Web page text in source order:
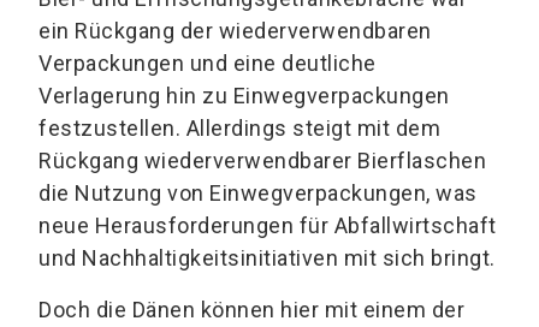
ein Rückgang der wiederverwendbaren
Verpackungen und eine deutliche
Verlagerung hin zu Einwegverpackungen
festzustellen. Allerdings steigt mit dem
Rückgang wiederverwendbarer Bierflaschen
die Nutzung von Einwegverpackungen, was
neue Herausforderungen für Abfallwirtschaft
und Nachhaltigkeitsinitiativen mit sich bringt.
Doch die Dänen können hier mit einem der